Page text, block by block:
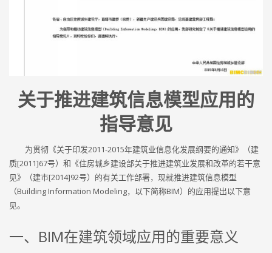
关于推进建筑信息模型应用的
指导意见
为贯彻《关于印发2011-2015年建筑业信息化发展纲要的通知》（建
质[2011]67号）和《住房城乡建设部关于推进建筑业发展和改革的若干意
见》（建市[2014]92号）的有关工作部署，现就推进建筑信息模型
（Building Information Modeling，以下简称BIM）的应用提出以下意
见。
一、BIM在建筑领域应用的重要意义